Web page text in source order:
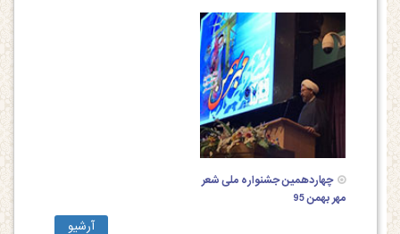
آرشیو
چهاردهمین جشنواره ملی شعر
مهر بهمن 95